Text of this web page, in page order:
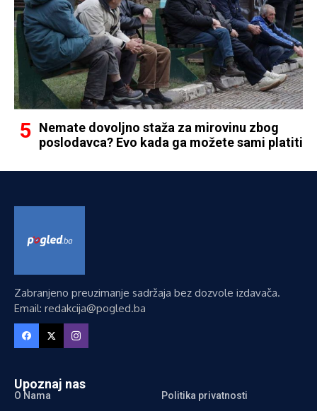
Nemate dovoljno staža za mirovinu zbog
poslodavca? Evo kada ga možete sami platiti
Zabranjeno preuzimanje sadržaja bez dozvole izdavača.
Email: redakcija@pogled.ba
Upoznaj nas
O Nama
Politika privatnosti